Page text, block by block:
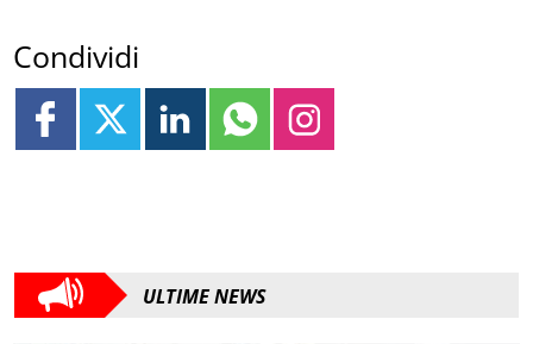
Condividi
ULTIME NEWS